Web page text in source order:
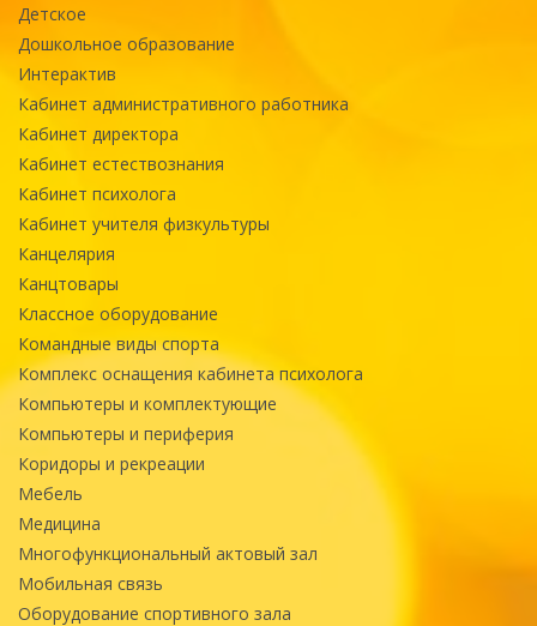
Детское
Дошкольное образование
Интерактив
Кабинет административного работника
Кабинет директора
Кабинет естествознания
Кабинет психолога
Кабинет учителя физкультуры
Канцелярия
Канцтовары
Классное оборудование
Командные виды спорта
Комплекс оснащения кабинета психолога
Компьютеры и комплектующие
Компьютеры и периферия
Коридоры и рекреации
Мебель
Медицина
Многофункциональный актовый зал
Мобильная связь
Оборудование спортивного зала